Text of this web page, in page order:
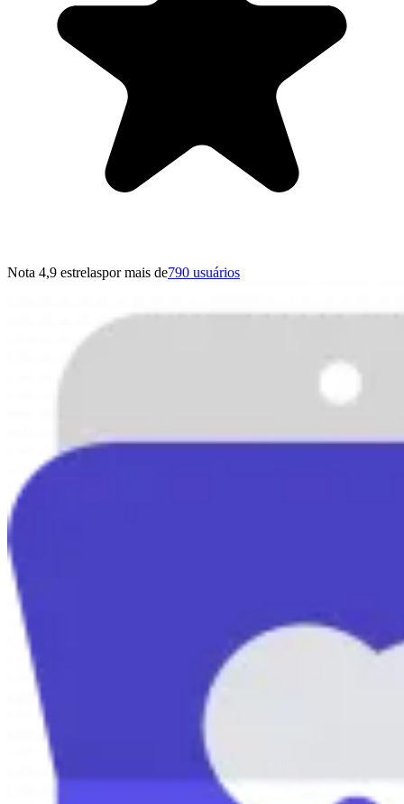
Nota 4,9 estrelaspor mais de790 usuários